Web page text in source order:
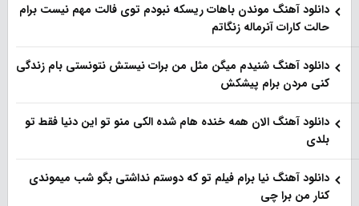
دانلود آهنگ موندن باهات ریسکه نبودم توی فالت مهم نیست برام
حالت کارات آنرماله زنگاتم
دانلود آهنگ شنیدم میگن مثل من برات نیستش نتونستی بام زندگی
کنی مردن برام پیشکش
دانلود آهنگ الان همه خنده هام شده الکی منو تو این دنیا فقط تو
بلدی
دانلود آهنگ نیا برام فیلم تو‌ که دوستم نداشتی بگو شب میموندی
کنار من برا چی